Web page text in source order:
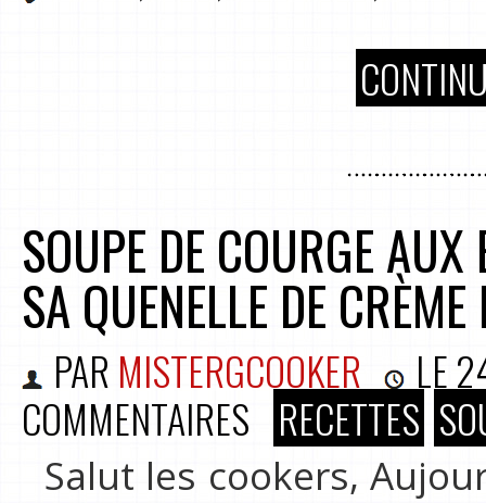
SOUPE DE COURGE
SA QUENELLE DE
PAR MISTERGCOOKER LE
COMMENTAIRES RECETTES
Salut les cookers,